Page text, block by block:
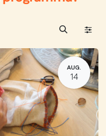
AUG.
14